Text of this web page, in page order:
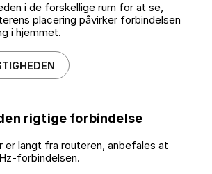
i de forskellige rum for at se,
placering påvirker forbindelsen
i hjemmet.
rigtige forbindelse
er langt fra routeren, anbefales at
forbindelsen.